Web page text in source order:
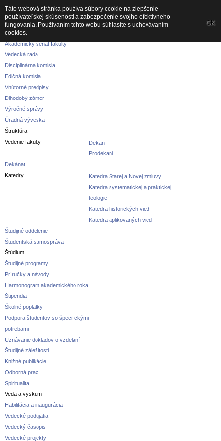
Fakulta
O fakulte
Akademický senát fakulty
Vedecká rada
Disciplinárna komisia
Edičná komisia
Vnútorné predpisy
Dlhodobý zámer
Výročné správy
Úradná výveska
Štruktúra
Vedenie fakulty
Dekan
Prodekani
Dekánat
Katedry
Katedra Starej a Novej zmluvy
Katedra systematickej a praktickej
teológie
Katedra historických vied
Katedra aplikovaných vied
Študijné oddelenie
Študentská samospráva
Štúdium
Študijné programy
Príručky a návody
Harmonogram akademického roka
Štipendiá
Školné poplatky
Podpora študentov so špecifickými
potrebami
Uznávanie dokladov o vzdelaní
Študijné záležitosti
Knižné publikácie
Odborná prax
Spiritualita
Veda a výskum
Habilitácia a inaugurácia
Vedecké podujatia
Vedecký časopis
Vedecké projekty
Táto webová stránka používa súbory cookie na zlepšenie
používateľskej skúsenosti a zabezpečenie svojho efektívneho
fungovania. Používaním tohto webu súhlasíte s uchovávaním
cookies.
OK